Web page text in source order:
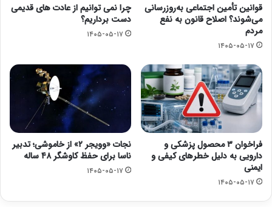
قوانین تأمین اجتماعی به‌روزرسانی
می‌شوند؟ اصلاح قانون به نفع
مردم
۱۴۰۵-۰۵-۱۷
چرا نمی توانیم از عادت های قدیمی
دست برداریم؟
۱۴۰۵-۰۵-۱۷
فراخوان ۳ محصول پزشکی و
دارویی به دلیل خطرهای کیفی و
ایمنی
۱۴۰۵-۰۵-۱۷
نجات «وویجر ۲» از خاموشی؛ تدبیر
ناسا برای حفظ کاوشگر ۴۸ ساله
۱۴۰۵-۰۵-۱۷